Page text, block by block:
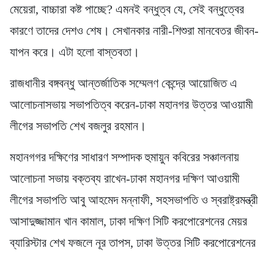
মেয়েরা, বাচ্চারা কষ্ট পাচ্ছে? এমনই বন্ধুত্ব যে, সেই বন্ধুত্বের
কারণে তাদের দেশও শেষ। সেখানকার নারী-শিশুরা মানবেতর জীবন-
যাপন করে। এটা হলো বাস্তবতা।
রাজধানীর বঙ্গবন্ধু আন্তর্জাতিক সম্মেলণ কেন্দ্রে আয়োজিত এ
আলোচনাসভায় সভাপতিত্ব করেন-ঢাকা মহানগর উত্তর আওয়ামী
লীগের সভাপতি শেখ বজলুর রহমান।
মহানগগর দক্ষিণের সাধারণ সম্পাদক হুমায়ুন কবিরের সঞ্চালনায়
আলোচনা সভায় বক্তব্য রাখেন-ঢাকা মহানগর দক্ষিণ আওয়ামী
লীগের সভাপতি আবু আহমেদ মন্নাফী, সহসভাপতি ও স্বরাষ্ট্রমন্ত্রী
আসাদুজ্জামান খান কামাল, ঢাকা দক্ষিণ সিটি করপোরেশনের মেয়র
ব্যারিস্টার শেখ ফজলে নূর তাপস, ঢাকা উত্তর সিটি করপোরেশনের